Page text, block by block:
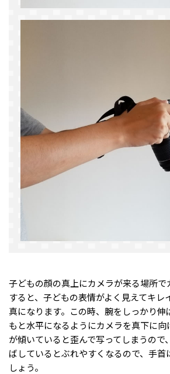
子どもの顔の真上にカメラが来る場所で
すると、子どもの表情がよく見えてキレ
真になります。この時、腕をしっかり伸
もと水平になるようにカメラを真下に向
が傾いていると歪んで写ってしまうので
ばしているとぶれやすくなるので、手首
しょう。